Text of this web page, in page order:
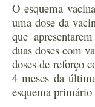
O esquema
uma dose da
que
duas doses com
doses de reforço
4 meses da
esquema